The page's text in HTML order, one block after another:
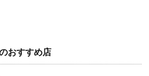
おすすめ店